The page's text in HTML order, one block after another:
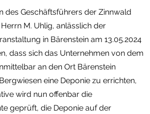
des Geschäftsführers der Zinnwald
M. Uhlig, anlässlich der
in Bärenstein am 13.05.2024
dass sich das Unternehmen von dem
an den Ort Bärenstein
eine Deponie zu errichten,
wird nun offenbar die
geprüft, die Deponie auf der